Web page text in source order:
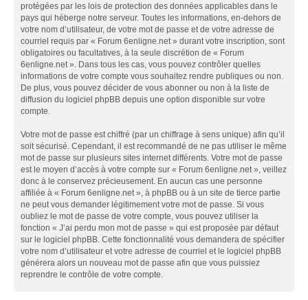
protégées par les lois de protection des données applicables dans le
pays qui héberge notre serveur. Toutes les informations, en-dehors de
votre nom d’utilisateur, de votre mot de passe et de votre adresse de
courriel requis par « Forum 6enligne.net » durant votre inscription, sont
obligatoires ou facultatives, à la seule discrétion de « Forum
6enligne.net ». Dans tous les cas, vous pouvez contrôler quelles
informations de votre compte vous souhaitez rendre publiques ou non.
De plus, vous pouvez décider de vous abonner ou non à la liste de
diffusion du logiciel phpBB depuis une option disponible sur votre
compte.
Votre mot de passe est chiffré (par un chiffrage à sens unique) afin qu’il
soit sécurisé. Cependant, il est recommandé de ne pas utiliser le même
mot de passe sur plusieurs sites internet différents. Votre mot de passe
est le moyen d’accès à votre compte sur « Forum 6enligne.net », veillez
donc à le conservez précieusement. En aucun cas une personne
affiliée à « Forum 6enligne.net », à phpBB ou à un site de tierce partie
ne peut vous demander légitimement votre mot de passe. Si vous
oubliez le mot de passe de votre compte, vous pouvez utiliser la
fonction « J’ai perdu mon mot de passe » qui est proposée par défaut
sur le logiciel phpBB. Cette fonctionnalité vous demandera de spécifier
votre nom d’utilisateur et votre adresse de courriel et le logiciel phpBB
générera alors un nouveau mot de passe afin que vous puissiez
reprendre le contrôle de votre compte.